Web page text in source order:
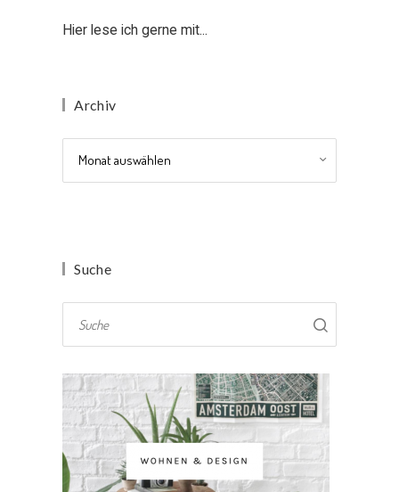
Hier lese ich gerne mit...
Archiv
Suche